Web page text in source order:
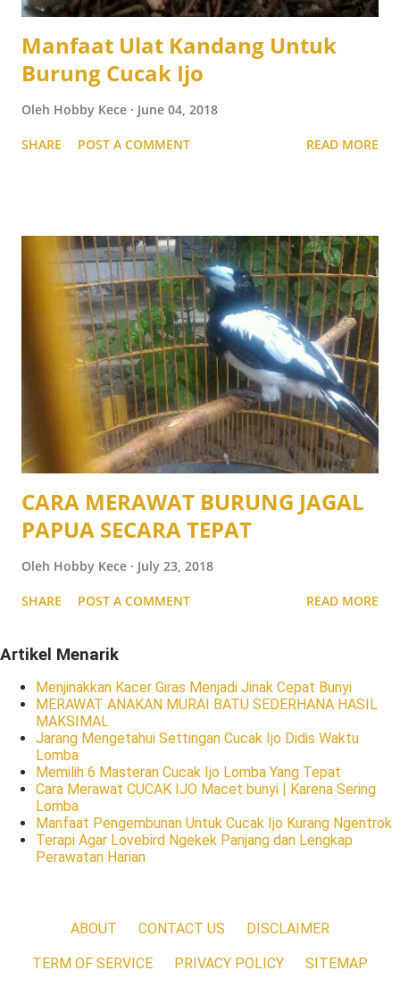
Manfaat Ulat Kandang Untuk
Burung Cucak Ijo
Oleh Hobby Kece June 04, 2018
SHARE POST A COMMENT READ MORE
CARA MERAWAT BURUNG JAGAL
PAPUA SECARA TEPAT
Oleh Hobby Kece July 23, 2018
SHARE POST A COMMENT READ MORE
Artikel Menarik
Menjinakkan Kacer Giras Menjadi Jinak Cepat Bunyi
MERAWAT ANAKAN MURAI BATU SEDERHANA HASIL
MAKSIMAL
Jarang Mengetahui Settingan Cucak Ijo Didis Waktu
Lomba
Memilih 6 Masteran Cucak Ijo Lomba Yang Tepat
Cara Merawat CUCAK IJO Macet bunyi | Karena Sering
Lomba
Manfaat Pengembunan Untuk Cucak Ijo Kurang Ngentrok
Terapi Agar Lovebird Ngekek Panjang dan Lengkap
Perawatan Harian
ABOUT CONTACT US DISCLAIMER
TERM OF SERVICE PRIVACY POLICY SITEMAP